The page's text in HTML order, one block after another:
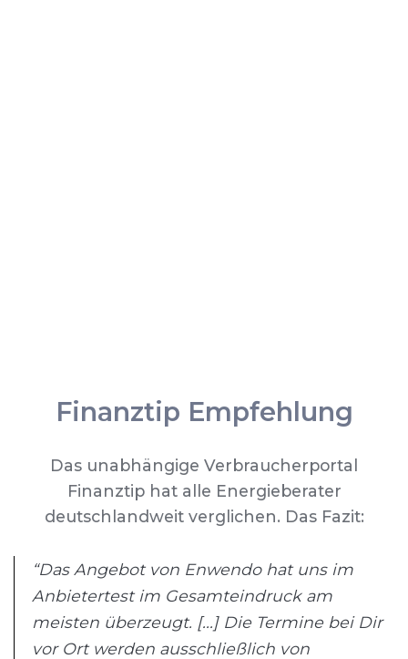
Finanztip Empfehlung
Das unabhängige Verbraucherportal
Finanztip hat alle Energieberater
deutschlandweit verglichen. Das Fazit:
“Das Angebot von Enwendo hat uns im
Anbietertest im Gesamteindruck am
meisten überzeugt. [...] Die Termine bei Dir
vor Ort werden ausschließlich von